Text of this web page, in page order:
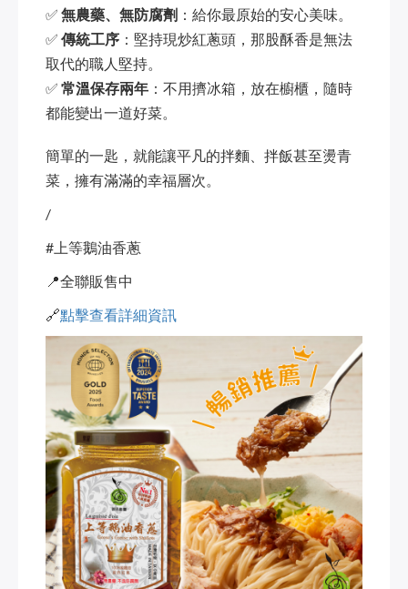
✅ 無農藥、無防腐劑 ：給你最原始的安心美味。
✅ 傳統工序 ：堅持現炒紅蔥頭，那股酥香是無法
取代的職人堅持。
✅ 常溫保存兩年 ：不用擠冰箱，放在櫥櫃，隨時
都能變出一道好菜。
簡單的一匙，就能讓平凡的拌麵、拌飯甚至燙青
菜，擁有滿滿的幸福層次。
/
#上等鵝油香蔥
📍全聯販售中
🔗點擊查看詳細資訊